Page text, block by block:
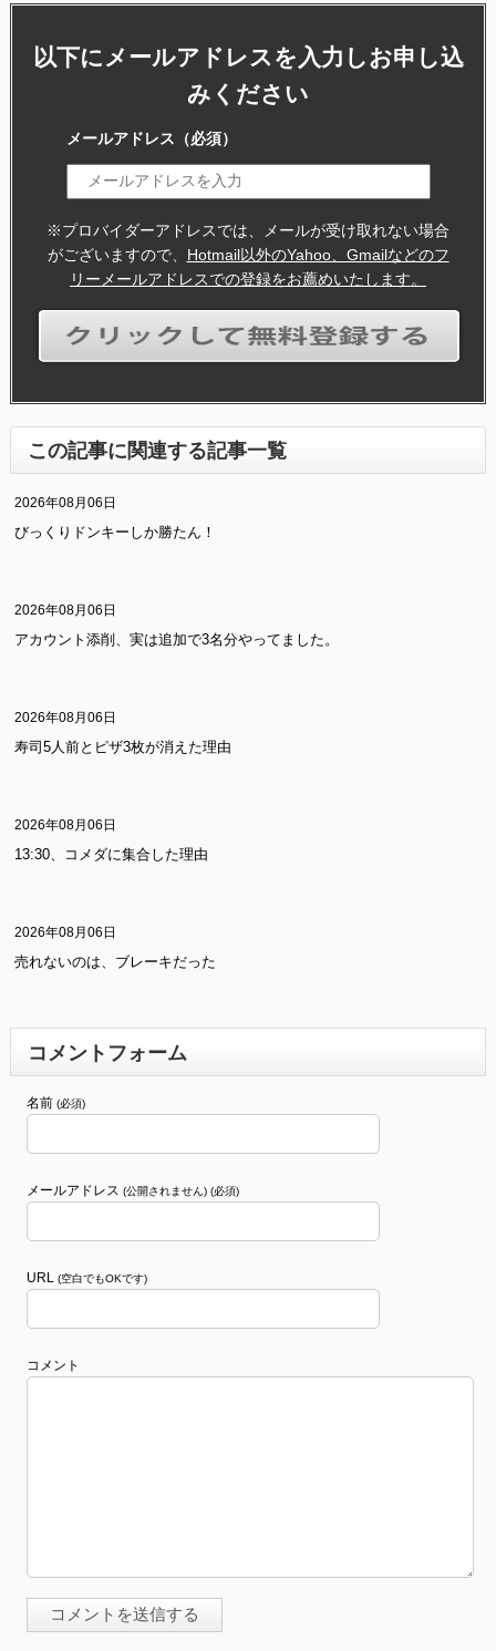
以下にメールアドレスを入力しお申し込
みください
メールアドレス （必須）
※プロバイダーアドレスでは、メールが受け取れない場合
がございますので、 Hotmail以外のYahoo、Gmailなどのフ
リーメールアドレスでの登録をお薦めいたします。
この記事に関連する記事一覧
2026年08月06日
びっくりドンキーしか勝たん！
2026年08月06日
アカウント添削、実は追加で3名分やってました。
2026年08月06日
寿司5人前とピザ3枚が消えた理由
2026年08月06日
13:30、コメダに集合した理由
2026年08月06日
売れないのは、ブレーキだった
コメントフォーム
名前 (必須)
メールアドレス (公開されません) (必須)
URL (空白でもOKです)
コメント